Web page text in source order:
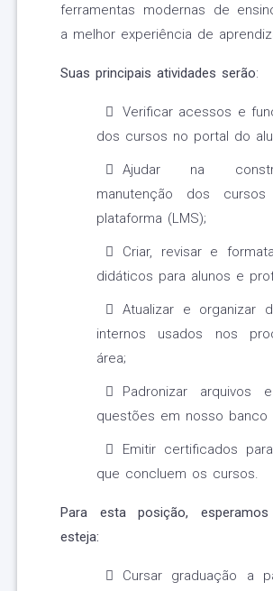
ferramentas modernas de
a melhor experiência de
Suas principais atividades serão:
Verificar acessos e
dos cursos no portal do
Ajudar na
manutenção dos
plataforma (LMS);
Criar, revisar e
didáticos para alunos e
Atualizar e organizar
internos usados nos
área;
Padronizar arquivos
questões em nosso banco
Emitir certificados
que concluem os cursos.
Para esta posição,
esteja:
Cursar graduação a